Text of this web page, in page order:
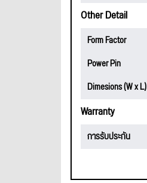
Other Detail
Form Factor
Power Pin
Dimesions (W x L)
Warranty
การรับประกัน